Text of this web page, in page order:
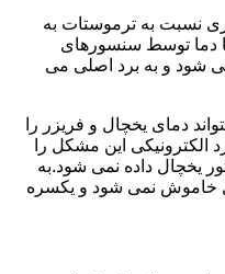
نسبت به ترموستات به
دما توسط سنسورهای
شود و به برد اصلی می
دمای یخچال و فریزر را
الکترونیکی این مشکل را
یخچال داده نمی شود.به
خاموش نمی شود و یکسره